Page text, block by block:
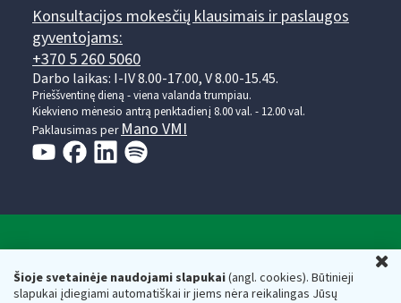
Šioje svetainėje naudojami slapukai(angl. cookies). Būtinieji
slapukai įdiegiami automatiškai ir jiems nėra reikalingas Jūsų
Konsultacijos mokesčių klausimais ir paslaugos
gyventojams:
+370 5 260 5060
Darbo laikas: I-IV 8.00-17.00, V 8.00-15.45.
Prieššventinę dieną - viena valanda trumpiau.
Kiekvieno mėnesio antrą penktadienį 8.00 val. - 12.00 val.
Paklausimas per Mano VMI
Respublikos finansų ministerijos